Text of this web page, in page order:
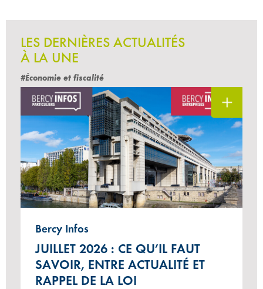
LES DERNIÈRES ACTUALITÉS
À LA UNE
#Économie et fiscalité
Bercy Infos
JUILLET 2026 : CE QU’IL FAUT
SAVOIR, ENTRE ACTUALITÉ ET
RAPPEL DE LA LOI